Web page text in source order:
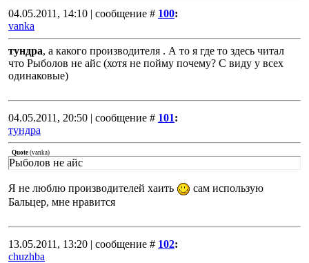
04.05.2011, 14:10 | сообщение # 100:
vanka
тундра, а какого производителя . А то я где то здесь читал
что Рыболов не айс (хотя не пойму почему? С виду у всех
одинаковые)
04.05.2011, 20:50 | сообщение # 101:
тундра
Quote (vanka)
Рыболов не айс
Я не люблю производителей хаить
сам использую
Бальцер, мне нравится
13.05.2011, 13:20 | сообщение # 102:
chuzhba